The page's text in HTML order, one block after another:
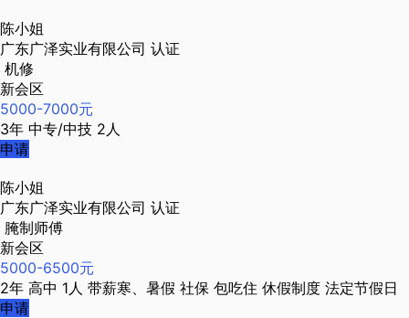
陈小姐
广东广泽实业有限公司 认证
机修
新会区
5000-7000元
3年 中专/中技 2人
申请
陈小姐
广东广泽实业有限公司 认证
腌制师傅
新会区
5000-6500元
2年 高中 1人 带薪寒、暑假 社保 包吃住 休假制度 法定节假日
申请